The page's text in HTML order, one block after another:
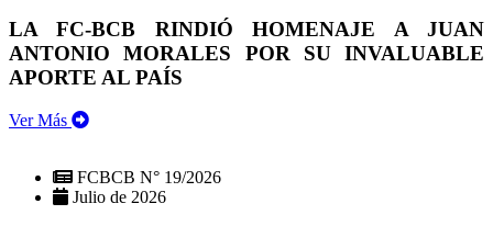
LA FC-BCB RINDIÓ HOMENAJE A JUAN
ANTONIO MORALES POR SU INVALUABLE
APORTE AL PAÍS
Ver Más
FCBCB N° 19/2026
Julio de 2026